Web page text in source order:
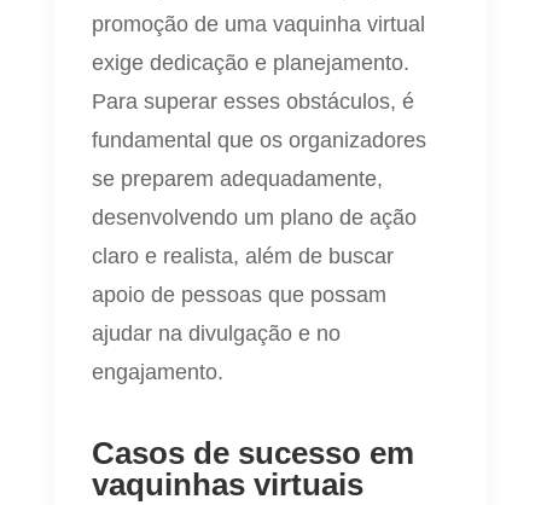
promoção de uma vaquinha virtual
exige dedicação e planejamento.
Para superar esses obstáculos, é
fundamental que os organizadores
se preparem adequadamente,
desenvolvendo um plano de ação
claro e realista, além de buscar
apoio de pessoas que possam
ajudar na divulgação e no
engajamento.
Casos de sucesso em
vaquinhas virtuais